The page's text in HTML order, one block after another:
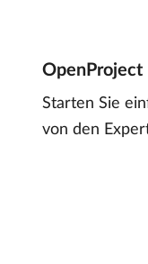
OpenProject
Starten Sie
von den